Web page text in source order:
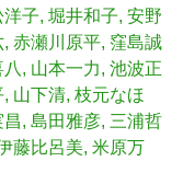
洋子 堀井和子 安野
赤瀬川原平 窪島誠
山本一力 池波正
山下清 枝元なほ
昌 島田雅彦 三浦哲
藤比呂美 米原万